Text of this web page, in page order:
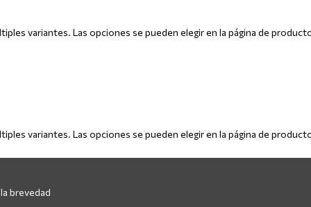
variantes. Las opciones se pueden elegir en la página de
variantes. Las opciones se pueden elegir en la página de
brevedad